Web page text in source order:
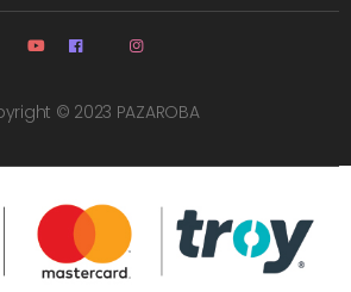
© 2023 PAZAROBA